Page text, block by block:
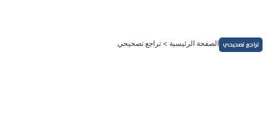
المحتوى
تراجع تصحيحي الصفحة الرئيسية > تراجع تصحيحي